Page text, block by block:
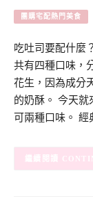
團購宅配熱門美食
吃吐司要配什麼
共有四種口味，
花生，因為成分
的奶酥。 今天就
可兩種口味。